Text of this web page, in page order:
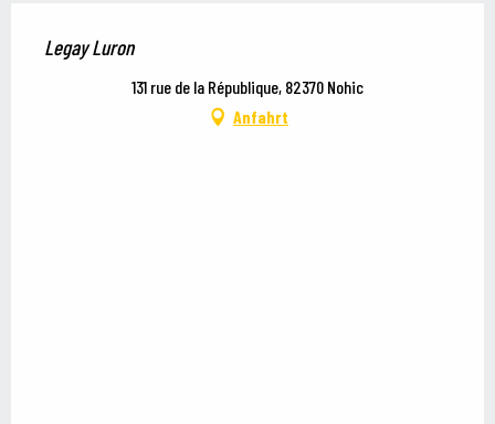
Legay Luron
131 rue de la République, 82370 Nohic
Anfahrt